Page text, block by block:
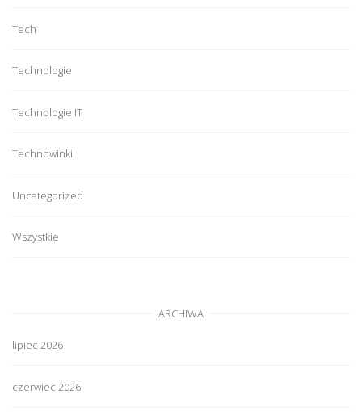
Tech
Technologie
Technologie IT
Technowinki
Uncategorized
Wszystkie
ARCHIWA
lipiec 2026
czerwiec 2026